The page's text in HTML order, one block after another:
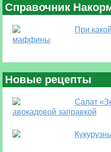
Справочник
При
маффины
Новые рецепты
Салат
авокадовой заправкой